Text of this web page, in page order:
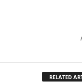
RELATED